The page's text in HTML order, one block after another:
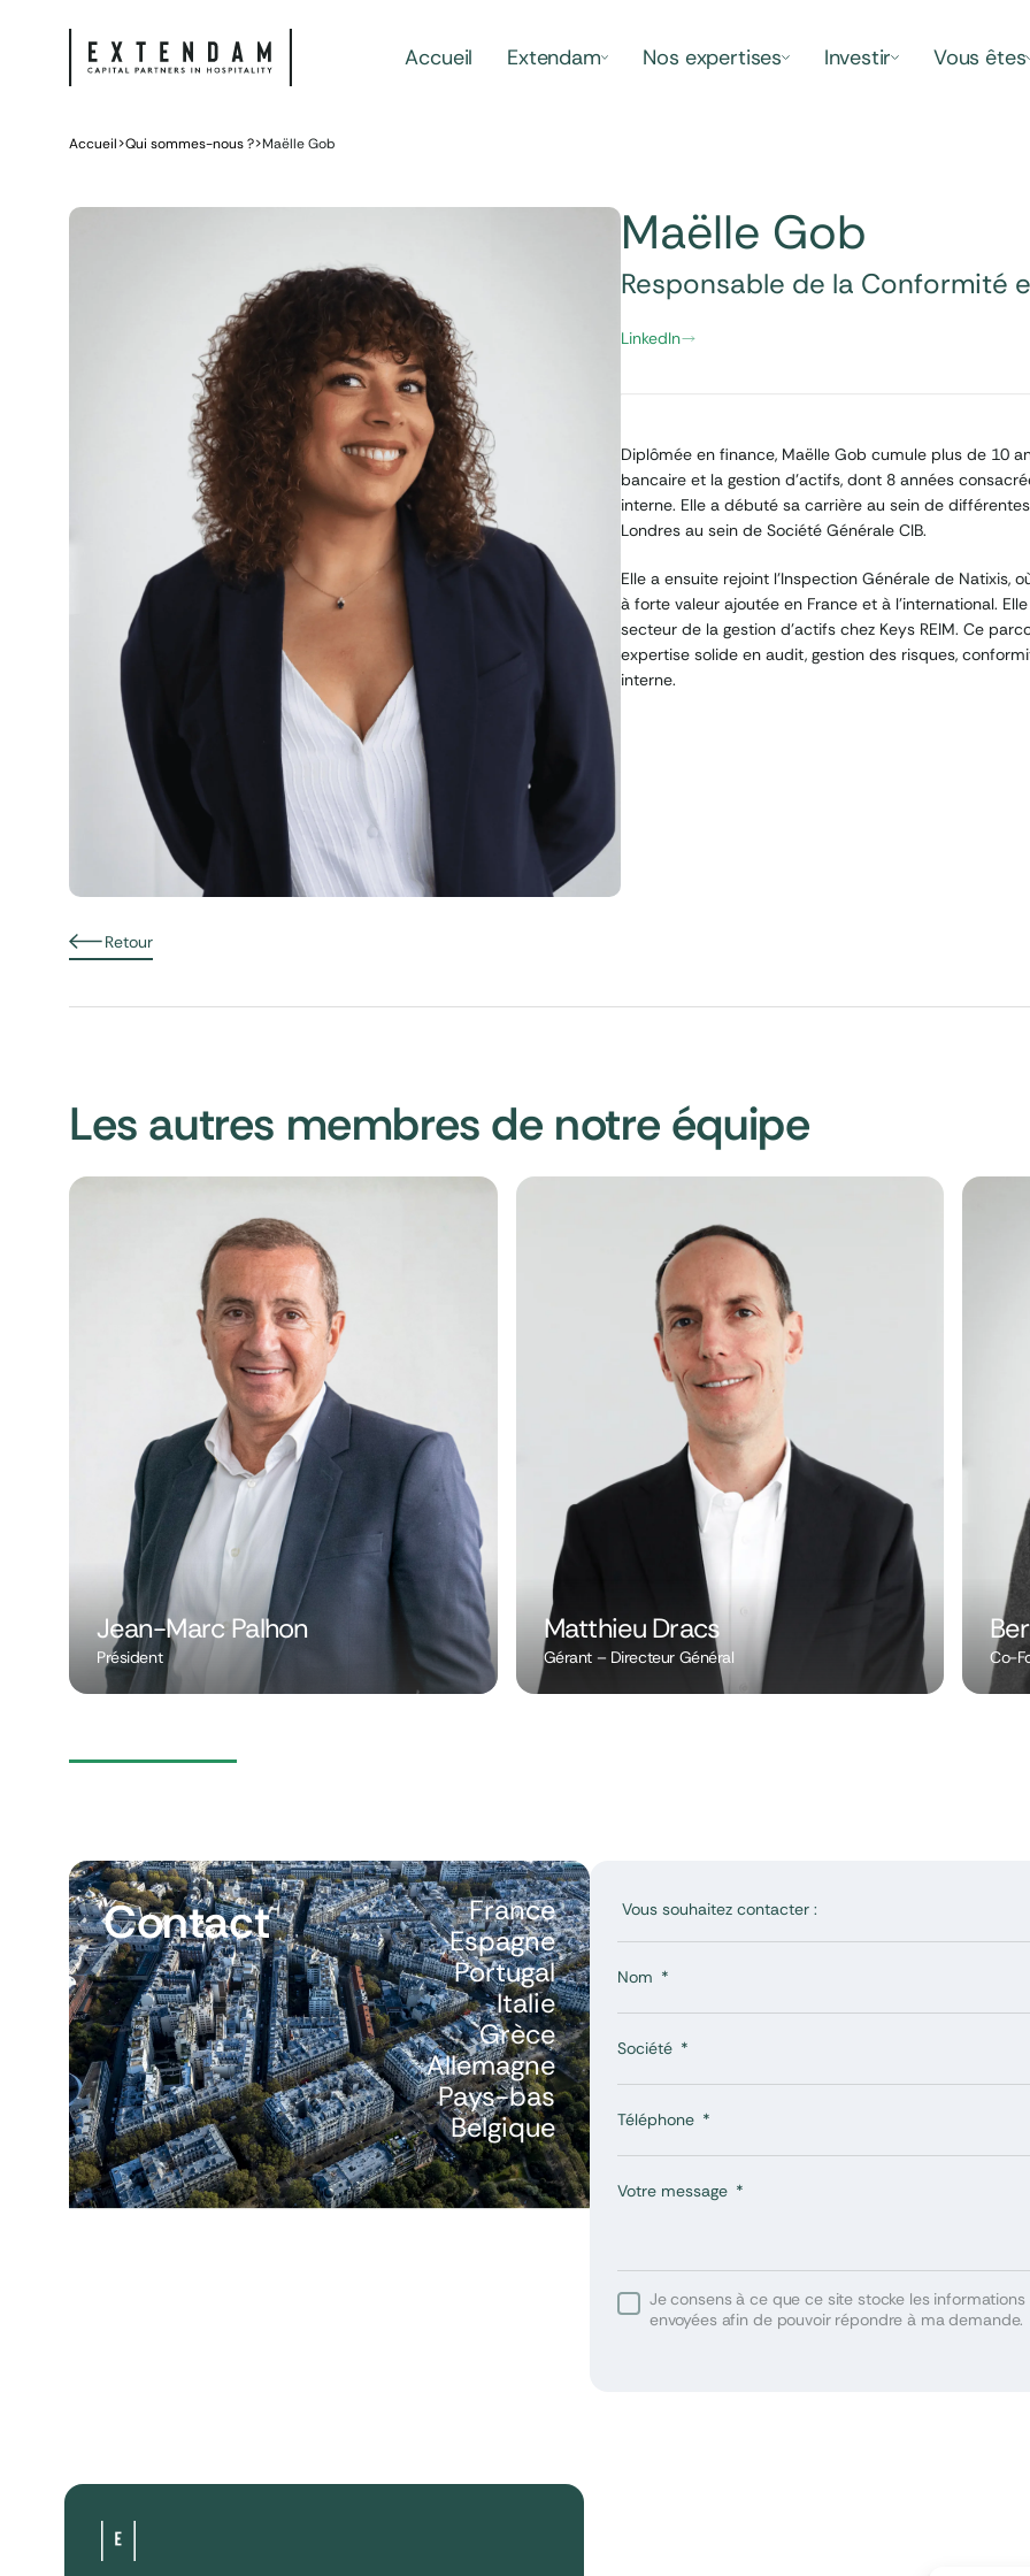
Accueil Extendam Nos expertises Investir Vous êtes
Accueil>Qui sommes-nous ?>Maëlle Gob
Maëlle Gob
Responsable de la Conformité
LinkedIn
Diplômée en finance, Maëlle Gob cumule plus de 10
bancaire et la gestion d’actifs, dont 8 années
interne. Elle a débuté sa carrière au sein de
Londres au sein de Société Générale CIB.
Elle a ensuite rejoint l’Inspection Générale de Natixis,
à forte valeur ajoutée en France et à l’international.
secteur de la gestion d’actifs chez Keys REIM. Ce
expertise solide en audit, gestion des risques,
interne.
Retour
Les autres membres de notre équipe
Jean-Marc Palhon
Président
Matthieu Dracs
Gérant – Directeur Général Co-
Contact
France
Espagne
Portugal
Italie
Grèce
Allemagne
Pays-bas
Belgique
Nom
Société
Téléphone
Votre message
Je consens à ce que ce site stocke les informations
envoyées afin de pouvoir répondre à ma demande.